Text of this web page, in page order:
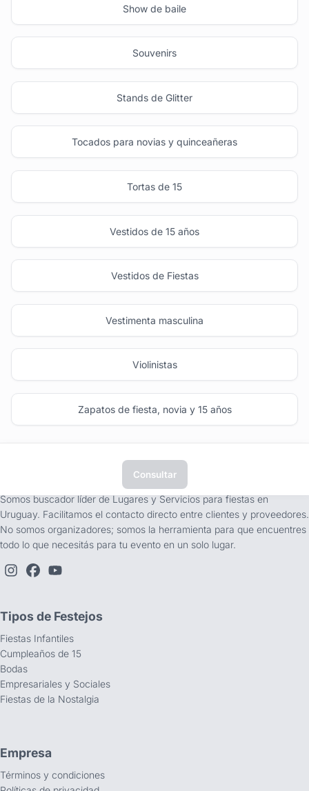
Show de baile
Souvenirs
Stands de Glitter
Tocados para novias y quinceañeras
Tortas de 15
Vestidos de 15 años
Vestidos de Fiestas
Vestimenta masculina
Violinistas
Zapatos de fiesta, novia y 15 años
Consultar
Somos buscador líder de Lugares y Servicios para fiestas en
Uruguay. Facilitamos el contacto directo entre clientes y proveedores.
No somos organizadores; somos la herramienta para que encuentres
todo lo que necesitás para tu evento en un solo lugar.
Tipos de Festejos
Fiestas Infantiles
Cumpleaños de 15
Bodas
Empresariales y Sociales
Fiestas de la Nostalgia
Empresa
Términos y condiciones